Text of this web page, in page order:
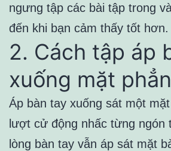
ngưng tập các bài tập trong
đến khi bạn cảm thấy tốt hơn.
2. Cách tập áp
xuống mặt
Áp bàn tay xuống sát một
lượt cử động nhấc từng ngón
lòng bàn tay vẫn áp sát mặt